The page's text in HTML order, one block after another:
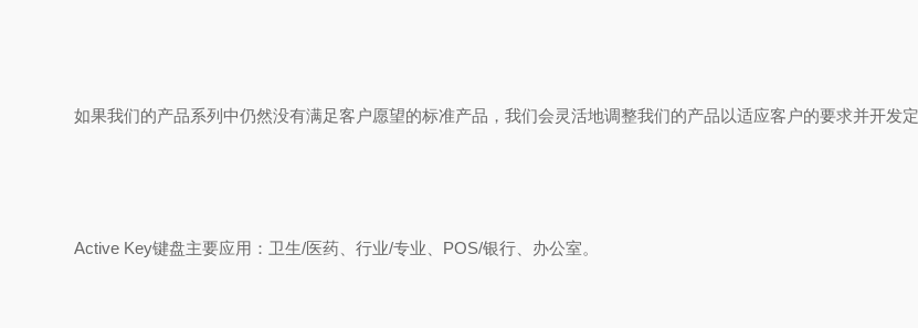
如果我们的产品系列中仍然没有满足客户愿望的标准产品，我们会灵活地调整我们的产品以适应客户的要求并开发定
Active Key键盘主要应用：卫生/医药、行业/专业、POS/银行、办公室。